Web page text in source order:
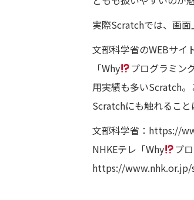
実際Scratchでは、画面
文部科学省のWEBサイ
「Why
プログラミン
用実績も多いScratch
Scratchにも触れること
文部科学省： https://
NHKEテレ「Why
プ
https://